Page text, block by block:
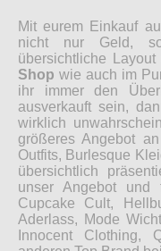
Mit eurem Einkauf
nicht nur Geld,
übersichtliche
Shop wie auch im
ihr immer den
ausverkauft sein,
wirklich
größeres Angebot
Outfits, Burlesque
übersichtlich
unser Angebot und
Cupcake Cult,
Aderlass, Mode
Innocent Clothing,